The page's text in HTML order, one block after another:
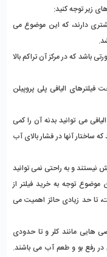
زیر توجه کنید:
دارند، که این موضوع می
باشد که در مرکز آن تراکم بالا
الیافی پلی پروپیلن
می توانید بدنه آن را کمی
ساختار آنها در فشار بالای آب
نیستند و به راحتی نمی توانید
موضوع توجه به خرید فیلتر از
تا حد زیادی حائز اهمیت می
هایی مانند کلر و تا حدودی
در رفع بو و طعم آب می باشند.